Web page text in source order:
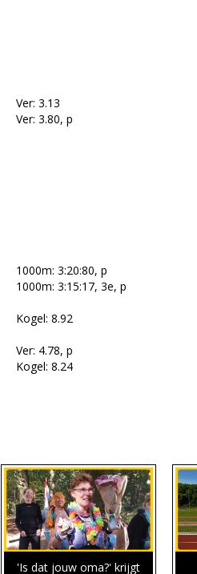
Ver: 3.13
Ver: 3.80, p
1000m: 3:20:80, p
1000m: 3:15:17, 3e, p
Kogel: 8.92
Ver: 4.78, p
Kogel: 8.24
'Is dat jouw oma?' krijgt